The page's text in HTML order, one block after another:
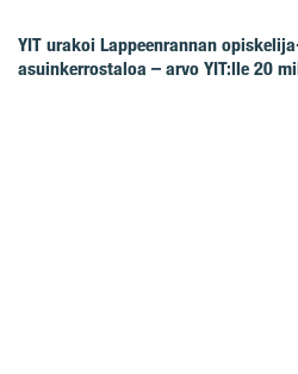
YIT urakoi Lappeenrannan
asuinkerrostaloa – arvo YIT:lle 20